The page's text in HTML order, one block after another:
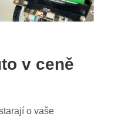
v ceně
o vaše